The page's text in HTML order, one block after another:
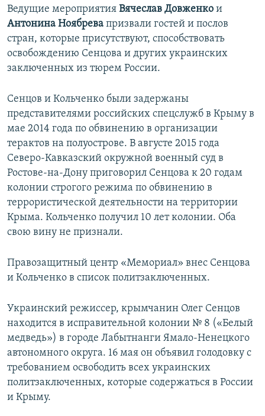
Ведущие мероприятия Вячеслав Довженко и
Антонина Ноябрева призвали гостей и послов
стран, которые присутствуют, способствовать
освобождению Сенцова и других украинских
заключенных из тюрем России.
Сенцов и Кольченко были задержаны
представителями российских спецслужб в Крыму в
мае 2014 года по обвинению в организации
терактов на полуострове. В августе 2015 года
Северо-Кавказский окружной военный суд в
Ростове-на-Дону приговорил Сенцова к 20 годам
колонии строгого режима по обвинению в
террористической деятельности на территории
Крыма. Кольченко получил 10 лет колонии. Оба
свою вину не признали.
Правозащитный центр «Мемориал» внес Сенцова
и Кольченко в список политзаключенных.
Украинский режиссер, крымчанин Олег Сенцов
находится в исправительной колонии № 8 («Белый
медведь») в городе Лабытнанги Ямало-Ненецкого
автономного округа. 16 мая он объявил голодовку с
требованием освободить всех украинских
политзаключенных, которые содержаться в России
и Крыму.